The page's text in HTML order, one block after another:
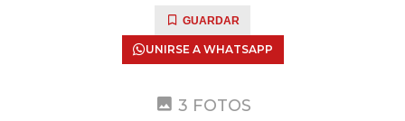
GUARDAR
UNIRSE A WHATSAPP
3 FOTOS